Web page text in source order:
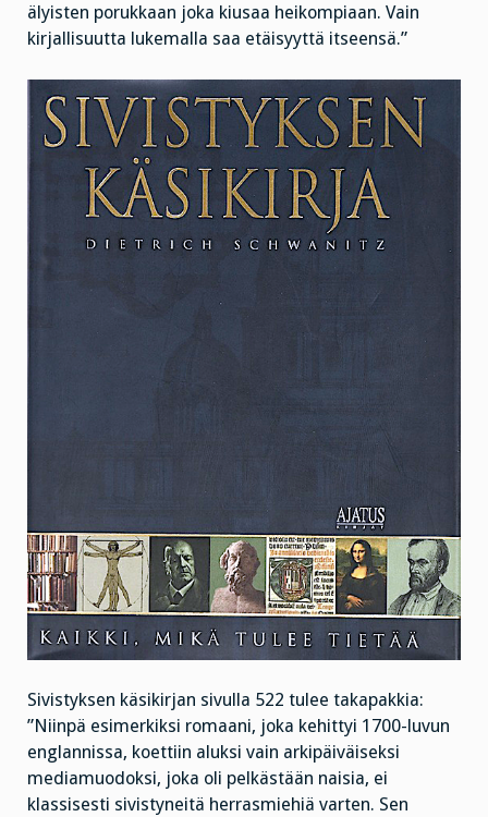
älyisten porukkaan joka kiusaa heikompiaan. Vain
kirjallisuutta lukemalla saa etäisyyttä itseensä.”
Sivistyksen käsikirjan sivulla 522 tulee takapakkia:
”Niinpä esimerkiksi romaani, joka kehittyi 1700-luvun
englannissa, koettiin aluksi vain arkipäiväiseksi
mediamuodoksi, joka oli pelkästään naisia, ei
klassisesti sivistyneitä herrasmiehiä varten. Sen